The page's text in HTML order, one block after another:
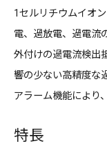
1セルリチウムイオ
電、過放電、過電流
外付けの過電流検出
響の少ない高精度な
アラーム機能により
特長